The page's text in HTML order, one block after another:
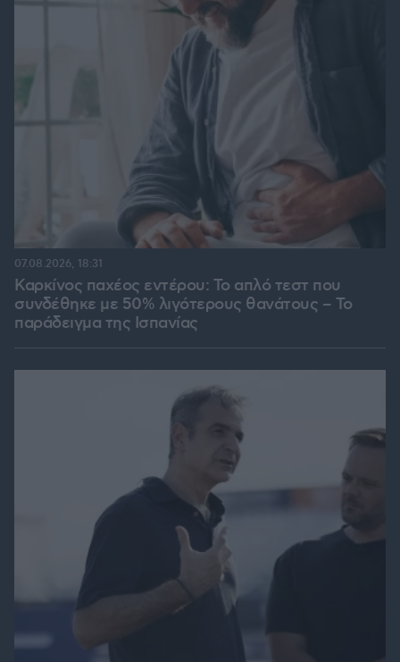
Καρκίνος παχέος εντέρου: Το απλό τεστ που
συνδέθηκε με 50% λιγότερους θανάτους – Το
παράδειγμα της Ισπανίας
07.08.2026, 18:31